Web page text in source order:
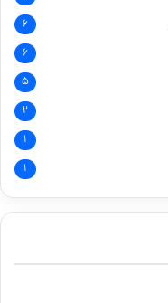
۶
۶
۵
۲
۱
۱